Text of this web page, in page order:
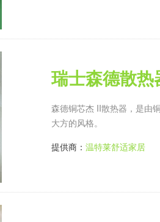
瑞士森德散热
森德铜芯杰 II散热器，是由
大方的风格。
提供商： 温特莱舒适家居